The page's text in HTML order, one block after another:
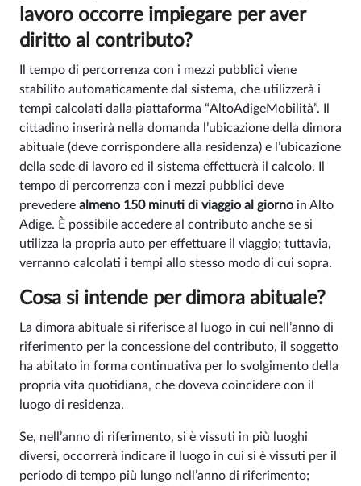
lavoro occorre impiegare per aver
diritto al contributo?
Il tempo di percorrenza con i mezzi pubblici viene
stabilito automaticamente dal sistema, che utilizzerà i
tempi calcolati dalla piattaforma “AltoAdigeMobilità”. Il
cittadino inserirà nella domanda l’ubicazione della dimora
abituale (deve corrispondere alla residenza) e l’ubicazione
della sede di lavoro ed il sistema effettuerà il calcolo. Il
tempo di percorrenza con i mezzi pubblici deve
prevedere almeno 150 minuti di viaggio al giorno in Alto
Adige. È possibile accedere al contributo anche se si
utilizza la propria auto per effettuare il viaggio; tuttavia,
verranno calcolati i tempi allo stesso modo di cui sopra.
Cosa si intende per dimora abituale?
La dimora abituale si riferisce al luogo in cui nell’anno di
riferimento per la concessione del contributo, il soggetto
ha abitato in forma continuativa per lo svolgimento della
propria vita quotidiana, che doveva coincidere con il
luogo di residenza.
Se, nell’anno di riferimento, si è vissuti in più luoghi
diversi, occorrerà indicare il luogo in cui si è vissuti per il
periodo di tempo più lungo nell’anno di riferimento;